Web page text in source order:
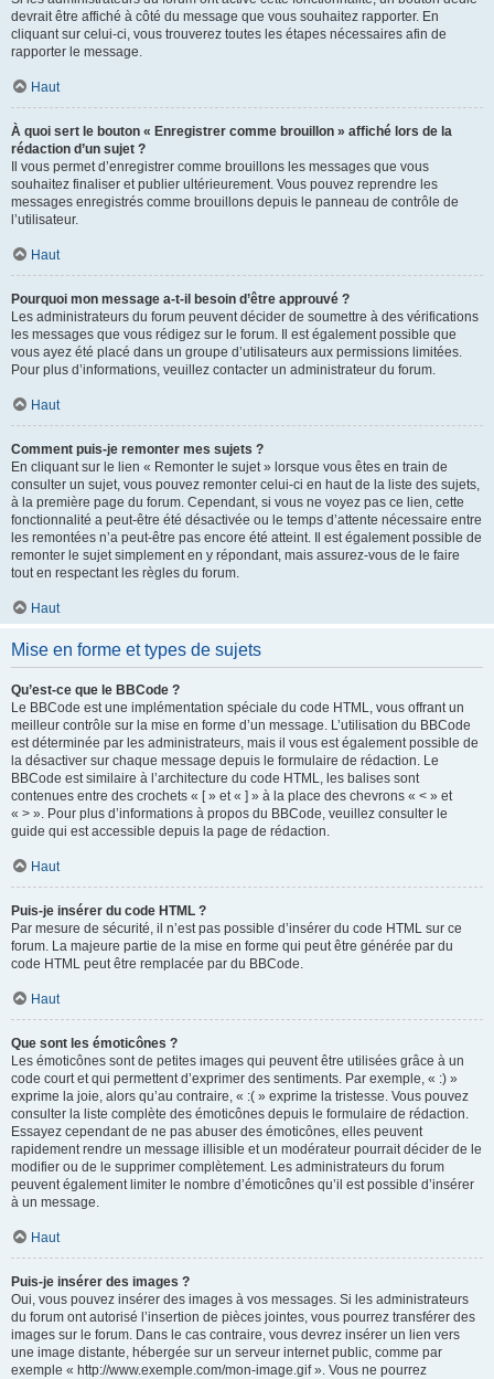
devrait être affiché à côté du message que vous souhaitez rapporter. En
cliquant sur celui-ci, vous trouverez toutes les étapes nécessaires afin de
rapporter le message.
Haut
À quoi sert le bouton « Enregistrer comme brouillon » affiché lors de la
rédaction d’un sujet ?
Il vous permet d’enregistrer comme brouillons les messages que vous
souhaitez finaliser et publier ultérieurement. Vous pouvez reprendre les
messages enregistrés comme brouillons depuis le panneau de contrôle de
l’utilisateur.
Haut
Pourquoi mon message a-t-il besoin d’être approuvé ?
Les administrateurs du forum peuvent décider de soumettre à des vérifications
les messages que vous rédigez sur le forum. Il est également possible que
vous ayez été placé dans un groupe d’utilisateurs aux permissions limitées.
Pour plus d’informations, veuillez contacter un administrateur du forum.
Haut
Comment puis-je remonter mes sujets ?
En cliquant sur le lien « Remonter le sujet » lorsque vous êtes en train de
consulter un sujet, vous pouvez remonter celui-ci en haut de la liste des sujets,
à la première page du forum. Cependant, si vous ne voyez pas ce lien, cette
fonctionnalité a peut-être été désactivée ou le temps d’attente nécessaire entre
les remontées n’a peut-être pas encore été atteint. Il est également possible de
remonter le sujet simplement en y répondant, mais assurez-vous de le faire
tout en respectant les règles du forum.
Haut
Mise en forme et types de sujets
Qu’est-ce que le BBCode ?
Le BBCode est une implémentation spéciale du code HTML, vous offrant un
meilleur contrôle sur la mise en forme d’un message. L’utilisation du BBCode
est déterminée par les administrateurs, mais il vous est également possible de
la désactiver sur chaque message depuis le formulaire de rédaction. Le
BBCode est similaire à l’architecture du code HTML, les balises sont
contenues entre des crochets « [ » et « ] » à la place des chevrons « < » et
« > ». Pour plus d’informations à propos du BBCode, veuillez consulter le
guide qui est accessible depuis la page de rédaction.
Haut
Puis-je insérer du code HTML ?
Par mesure de sécurité, il n’est pas possible d’insérer du code HTML sur ce
forum. La majeure partie de la mise en forme qui peut être générée par du
code HTML peut être remplacée par du BBCode.
Haut
Que sont les émoticônes ?
Les émoticônes sont de petites images qui peuvent être utilisées grâce à un
code court et qui permettent d’exprimer des sentiments. Par exemple, « :) »
exprime la joie, alors qu’au contraire, « :( » exprime la tristesse. Vous pouvez
consulter la liste complète des émoticônes depuis le formulaire de rédaction.
Essayez cependant de ne pas abuser des émoticônes, elles peuvent
rapidement rendre un message illisible et un modérateur pourrait décider de le
modifier ou de le supprimer complètement. Les administrateurs du forum
peuvent également limiter le nombre d’émoticônes qu’il est possible d’insérer
à un message.
Haut
Puis-je insérer des images ?
Oui, vous pouvez insérer des images à vos messages. Si les administrateurs
du forum ont autorisé l’insertion de pièces jointes, vous pourrez transférer des
images sur le forum. Dans le cas contraire, vous devrez insérer un lien vers
une image distante, hébergée sur un serveur internet public, comme par
exemple « http://www.exemple.com/mon-image.gif ». Vous ne pourrez